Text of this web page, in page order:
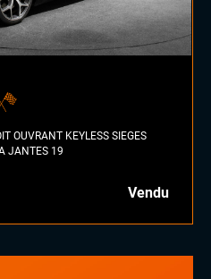
OUVRANT KEYLESS SIEGES
JANTES 19
Vendu